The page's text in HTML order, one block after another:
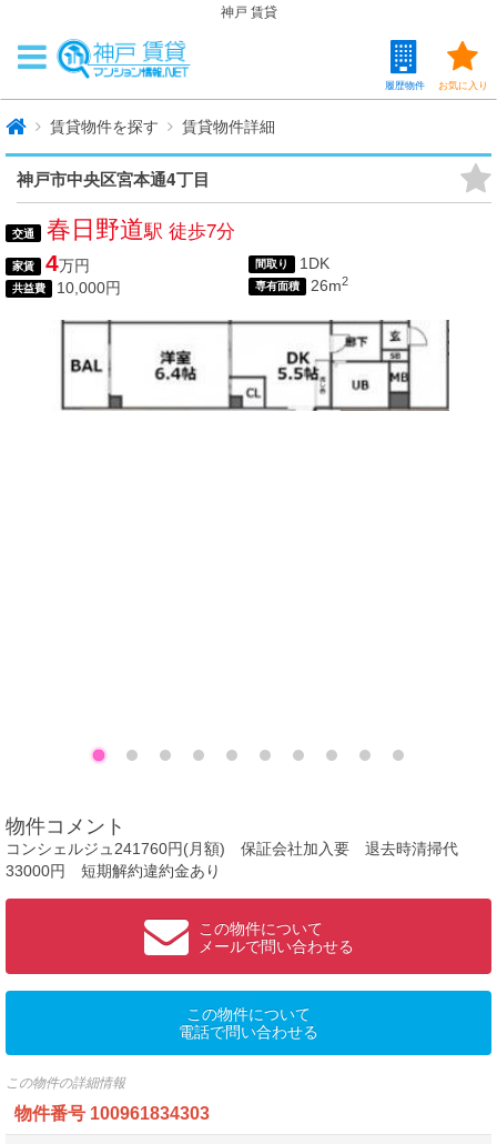
神戸 賃貸
お気に入り
履歴物件
賃貸物件を探す 賃貸物件詳細
神戸市中央区宮本通4丁目
交通 春日野道駅 徒歩7分
家賃 4万円
共益費 10,000円
間取り 1DK
専有面積 26m2
物件コメント
コンシェルジュ241760円(月額) 保証会社加入要 退去時清掃代
33000円 短期解約違約金あり
この物件について
メールで問い合わせる
この物件について
電話で問い合わせる
この物件の詳細情報
物件番号 100961834303